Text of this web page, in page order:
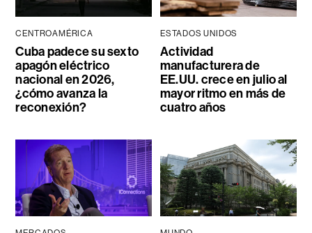
CENTROAMÉRICA
Cuba padece su sexto
apagón eléctrico
nacional en 2026,
¿cómo avanza la
reconexión?
ESTADOS UNIDOS
Actividad
manufacturera de
EE.UU. crece en julio al
mayor ritmo en más de
cuatro años